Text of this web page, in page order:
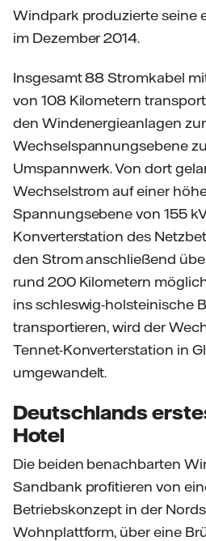
Windpark produzierte seine
im Dezember 2014.
Insgesamt 88 Stromkabel
von 108 Kilometern
den Windenergieanlagen
Wechselspannungsebene
Umspannwerk. Von dort
Wechselstrom auf einer
Spannungsebene von 155
Konverterstation des
den Strom anschließend
rund 200 Kilometern
ins schleswig-holsteinische
transportieren, wird der
Tennet-Konverterstation in
umgewandelt.
Deutschlands
Hotel
Die beiden benachbarten
Sandbank profitieren von
Betriebskonzept in der
Wohnplattform, über eine